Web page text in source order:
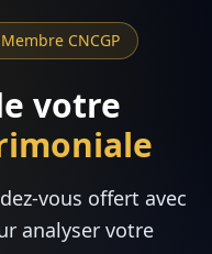
CNCGP
votre
vous offert avec
analyser votre